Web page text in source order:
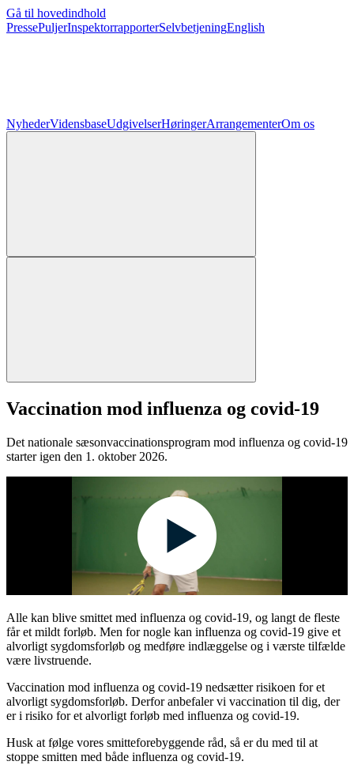
Gå til hovedindhold
PressePuljerInspektorrapporterSelvbetjeningEnglish
NyhederVidensbaseUdgivelserHøringerArrangementerOm os
Vaccination mod influenza og covid-19
Det nationale sæsonvaccinationsprogram mod influenza og covid-19
starter igen den 1. oktober 2026.
Alle kan blive smittet med influenza og covid-19, og langt de fleste
får et mildt forløb. Men for nogle kan influenza og covid-19 give et
alvorligt sygdomsforløb og medføre indlæggelse og i værste tilfælde
være livstruende.
Vaccination mod influenza og covid-19 nedsætter risikoen for et
alvorligt sygdomsforløb. Derfor anbefaler vi vaccination til dig, der
er i risiko for et alvorligt forløb med influenza og covid-19.
Husk at følge vores smitteforebyggende råd, så er du med til at
stoppe smitten med både influenza og covid-19.